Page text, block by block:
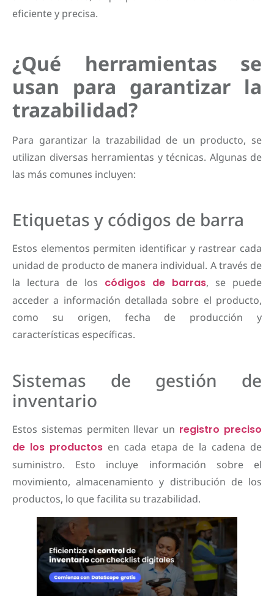
eficiente y precisa.
¿Qué herramientas se
usan para garantizar la
trazabilidad?
Para garantizar la trazabilidad de un producto, se
utilizan diversas herramientas y técnicas. Algunas de
las más comunes incluyen:
Etiquetas y códigos de barra
Estos elementos permiten identificar y rastrear cada
unidad de producto de manera individual. A través de
la lectura de los códigos de barras, se puede
acceder a información detallada sobre el producto,
como su origen, fecha de producción y
características específicas.
Sistemas de gestión de
inventario
Estos sistemas permiten llevar un registro preciso
de los productos en cada etapa de la cadena de
suministro. Esto incluye información sobre el
movimiento, almacenamiento y distribución de los
productos, lo que facilita su trazabilidad.